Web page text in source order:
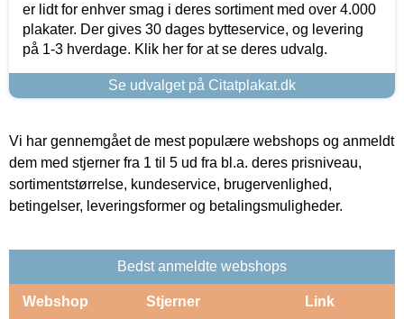
er lidt for enhver smag i deres sortiment med over 4.000
plakater. Der gives 30 dages bytteservice, og levering
på 1-3 hverdage. Klik her for at se deres udvalg.
Se udvalget på Citatplakat.dk
Vi har gennemgået de mest populære webshops og anmeldt
dem med stjerner fra 1 til 5 ud fra bl.a. deres prisniveau,
sortimentstørrelse, kundeservice, brugervenlighed,
betingelser, leveringsformer og betalingsmuligheder.
Bedst anmeldte webshops
Webshop Stjerner Link